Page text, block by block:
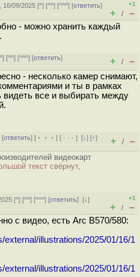
16/09/2025 [^] [^^] [^^^] [ответить]
+1
+ / –
- можно хранить каждый
^] [^^] [^^^] [ответить]
+ / –
- несколько камер снимают,
и ты в рамках
все и выбирать между
[ответить] [ ﹢﹢﹢] [ · · ·][↓] [↑]
+ / –
видеокарт
текст свёрнут,
[^] [^^] [^^^] [ответить][↓]
+1
+ / –
с видео, есть Arc B570/580:
illustrations/2025/01/16/1
illustrations/2025/01/16/1